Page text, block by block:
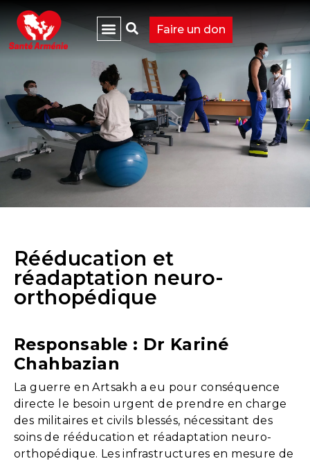
Faire un don
Rééducation et
réadaptation neuro-
orthopédique
Responsable : Dr Kariné
Chahbazian
La guerre en Artsakh a eu pour conséquence
directe le besoin urgent de prendre en charge
des militaires et civils blessés, nécessitant des
soins de rééducation et réadaptation neuro-
orthopédique. Les infrastructures en mesure de